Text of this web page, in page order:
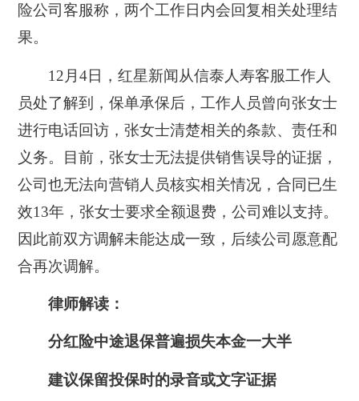
险公司客服称，两个工作日内会回复相关处理结
果。
12月4日，红星新闻从信泰人寿客服工作人
员处了解到，保单承保后，工作人员曾向张女士
进行电话回访，张女士清楚相关的条款、责任和
义务。目前，张女士无法提供销售误导的证据，
公司也无法向营销人员核实相关情况，合同已生
效13年，张女士要求全额退费，公司难以支持。
因此前双方调解未能达成一致，后续公司愿意配
合再次调解。
律师解读：
分红险中途退保普遍损失本金一大半
建议保留投保时的录音或文字证据